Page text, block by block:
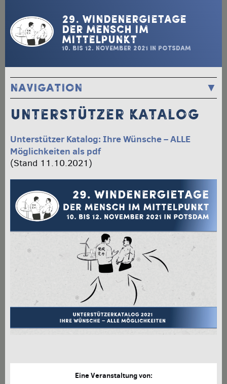
29. Windenergietage
Der Mensch im
Mittelpunkt
10. bis 12. November 2021 in Potsdam
Navigation
STARTSEITE / PROGRAMM
ANMELDUNG
STANDPLAN / AUSSTELLER
TEILNEHMERLISTE
ÜBERNACHTUNG
TRANSFER
UNTERSTÜTZER KATALOG
GASTROFÜHRER
AM TAG & AM ABEND
UNTERSTÜTZER KATALOG
Unterstützer Katalog: Ihre Wünsche – ALLE
Möglichkeiten als pdf
(Stand 11.10.2021)
Eine Veranstaltung von: